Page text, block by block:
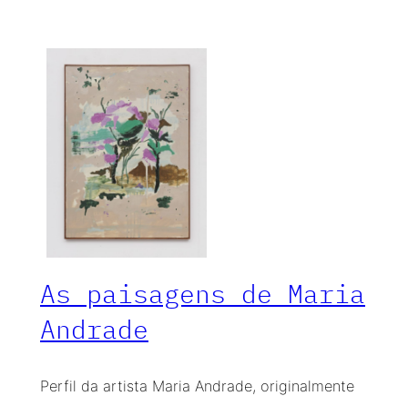
As paisagens de Maria
Andrade
Perfil da artista Maria Andrade, originalmente